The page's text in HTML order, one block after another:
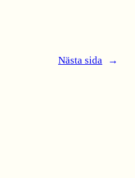
Nästa sida →